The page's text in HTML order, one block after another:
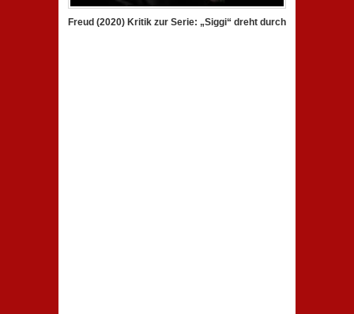
Freud (2020) Kritik zur Serie: „Siggi“ dreht durch